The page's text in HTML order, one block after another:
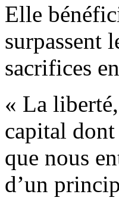
Elle
surpassent
sacrifices
« La
capital
que nous
d’un